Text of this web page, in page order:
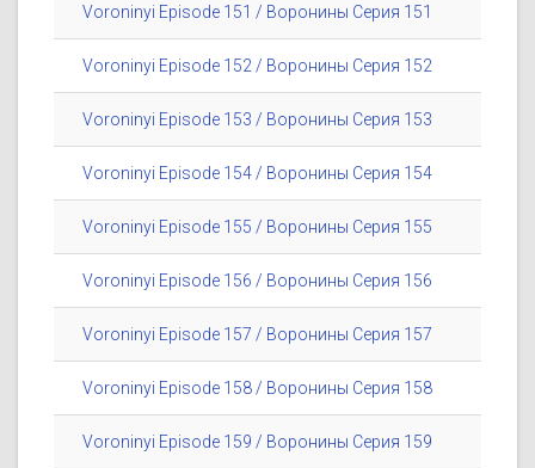
Voroninyi Episode 151 / Воронины Серия 151
Voroninyi Episode 152 / Воронины Серия 152
Voroninyi Episode 153 / Воронины Серия 153
Voroninyi Episode 154 / Воронины Серия 154
Voroninyi Episode 155 / Воронины Серия 155
Voroninyi Episode 156 / Воронины Серия 156
Voroninyi Episode 157 / Воронины Серия 157
Voroninyi Episode 158 / Воронины Серия 158
Voroninyi Episode 159 / Воронины Серия 159